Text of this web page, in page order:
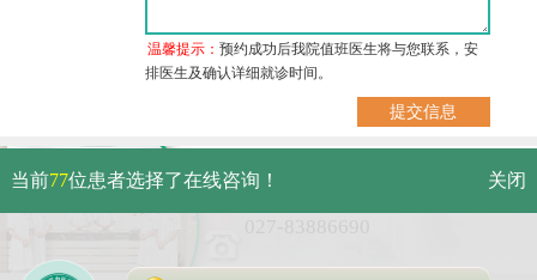
温馨提示：预约成功后我院值班医生将与您联系，安
排医生及确认详细就诊时间。
武汉市硚口区解放大道479号
当前77位患者选择了在线咨询！ 关闭